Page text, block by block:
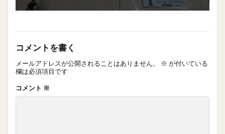
コメントを書く
メールアドレスが公開されることはありません。 ※ が付いている
欄は必須項目です
コメント ※